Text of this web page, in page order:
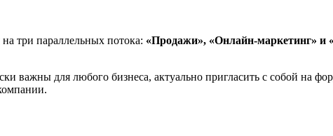
три параллельных потока: «Продажи», «Онлайн-маркетинг» и
важны для любого бизнеса, актуально пригласить с собой на